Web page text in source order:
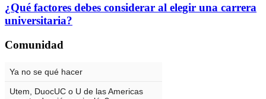
¿Qué factores debes considerar al elegir una carrera
universitaria?
Comunidad